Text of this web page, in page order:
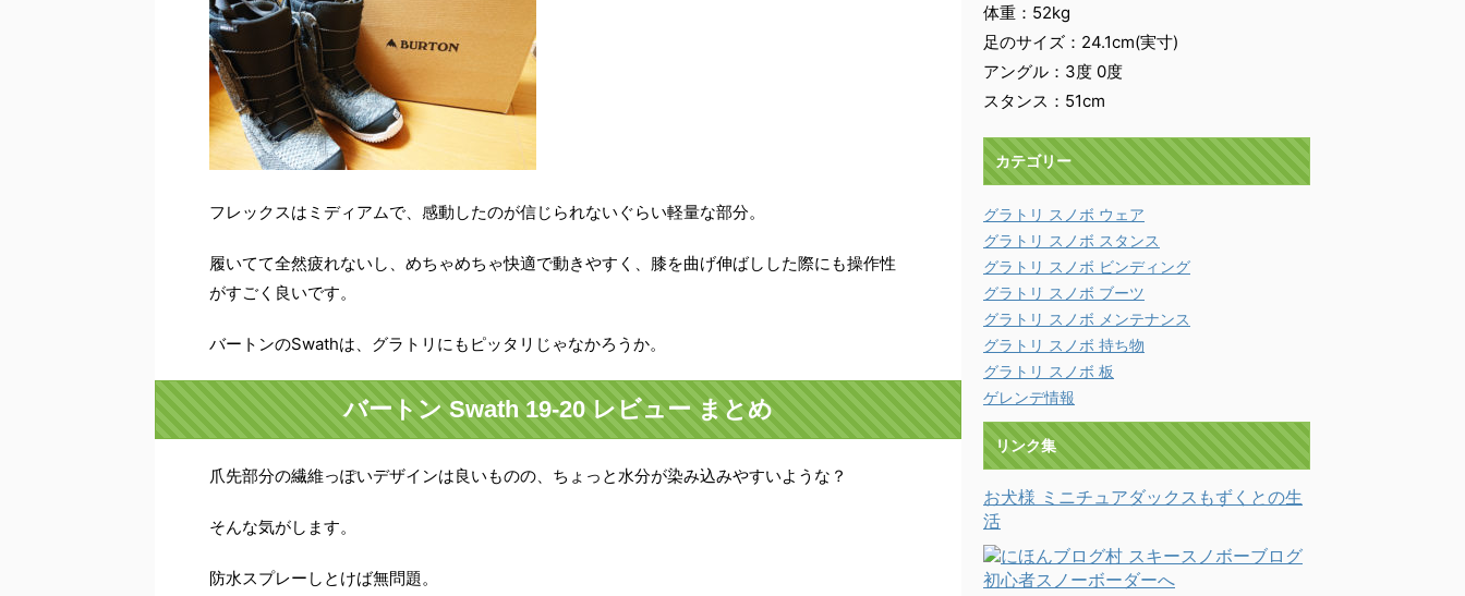
フレックスはミディアムで、感動したのが信じられないぐらい軽量な部分。
履いてて全然疲れないし、めちゃめちゃ快適で動きやすく、膝を曲げ伸ばしした際にも操作性
がすごく良いです。
バートンのSwathは、グラトリにもピッタリじゃなかろうか。
バートン Swath 19-20 レビュー まとめ
爪先部分の繊維っぽいデザインは良いものの、ちょっと水分が染み込みやすいような？
そんな気がします。
防水スプレーしとけば無問題。
体重：52kg
足のサイズ：24.1cm(実寸)
アングル：3度 0度
スタンス：51cm
カテゴリー
グラトリ スノボ ウェア
グラトリ スノボ スタンス
グラトリ スノボ ビンディング
グラトリ スノボ ブーツ
グラトリ スノボ メンテナンス
グラトリ スノボ 持ち物
グラトリ スノボ 板
ゲレンデ情報
リンク集
お犬様 ミニチュアダックスもずくとの生
活